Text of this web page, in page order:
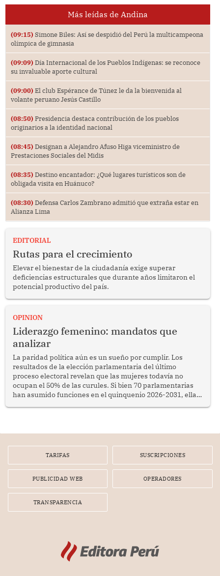
Más leídas de Andina
(09:15) Simone Biles: Así se despidió del Perú la multicampeona
olímpica de gimnasia
(09:09) Día Internacional de los Pueblos Indígenas: se reconoce
su invaluable aporte cultural
(09:00) El club Espérance de Túnez le da la bienvenida al
volante peruano Jesús Castillo
(08:50) Presidencia destaca contribución de los pueblos
originarios a la identidad nacional
(08:45) Designan a Alejandro Afuso Higa viceministro de
Prestaciones Sociales del Midis
(08:35) Destino encantador: ¿Qué lugares turísticos son de
obligada visita en Huánuco?
(08:30) Defensa Carlos Zambrano admitió que extraña estar en
Alianza Lima
EDITORIAL
Rutas para el crecimiento
Elevar el bienestar de la ciudadanía exige superar
deficiencias estructurales que durante años limitaron el
potencial productivo del país.
OPINION
Liderazgo femenino: mandatos que
analizar
La paridad política aún es un sueño por cumplir. Los
resultados de la elección parlamentaria del último
proceso electoral revelan que las mujeres todavía no
ocupan el 50% de las curules. Si bien 70 parlamentarias
han asumido funciones en el quinquenio 2026-2031, ellas
TARIFAS SUSCRIPCIONES
PUBLICIDAD WEB OPERADORES
TRANSPARENCIA